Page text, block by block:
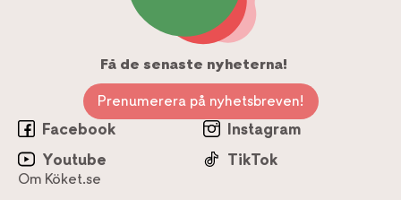
Få de senaste nyheterna!
Prenumerera på nyhetsbreven!
Facebook
Instagram
Youtube
TikTok
Om Köket.se